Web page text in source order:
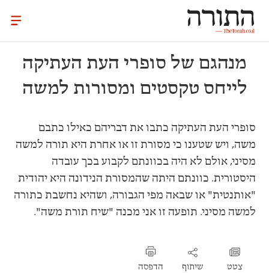
מנהגם של סופרי העת העתיקה
לייחס טקסטים ומסורות למשה
סופרי העת העתיקה כתבו את דבריהם כאילו כתבם
משה, ויש שטענו כי מסורת זו או אחרת היא תורה למשה
מסיני, אולם לא היה בכוונתם לקבוע בכך עובדה
היסטורית. כוונתם היתה שהמסורת הנידונה היא יהודית
"אותנטית" או שבאה מפי הגבורה, ושהיא נחשבת כתורה
למשה מסיני. תופעה זו אני מכנה "שיח תורת משה".
הדפסה שיתוף צטט